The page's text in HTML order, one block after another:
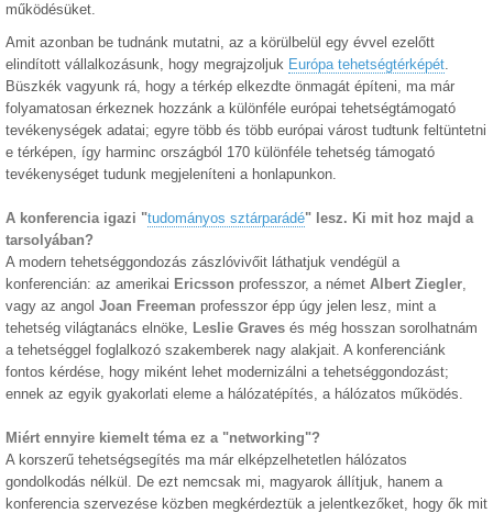
működésüket.
Amit azonban be tudnánk mutatni, az a körülbelül egy évvel ezelőtt
elindított vállalkozásunk, hogy megrajzoljuk Európa tehetségtérképét.
Büszkék vagyunk rá, hogy a térkép elkezdte önmagát építeni, ma már
folyamatosan érkeznek hozzánk a különféle európai tehetségtámogató
tevékenységek adatai; egyre több és több európai várost tudtunk feltüntetni
e térképen, így harminc országból 170 különféle tehetség támogató
tevékenységet tudunk megjeleníteni a honlapunkon.
A konferencia igazi "tudományos sztárparádé" lesz. Ki mit hoz majd a
tarsolyában?
A modern tehetséggondozás zászlóvivőit láthatjuk vendégül a
konferencián: az amerikai Ericsson professzor, a német Albert Ziegler,
vagy az angol Joan Freeman professzor épp úgy jelen lesz, mint a
tehetség világtanács elnöke, Leslie Graves és még hosszan sorolhatnám
a tehetséggel foglalkozó szakemberek nagy alakjait. A konferenciánk
fontos kérdése, hogy miként lehet modernizálni a tehetséggondozást;
ennek az egyik gyakorlati eleme a hálózatépítés, a hálózatos működés.
Miért ennyire kiemelt téma ez a "networking"?
A korszerű tehetségsegítés ma már elképzelhetetlen hálózatos
gondolkodás nélkül. De ezt nemcsak mi, magyarok állítjuk, hanem a
konferencia szervezése közben megkérdeztük a jelentkezőket, hogy ők mit